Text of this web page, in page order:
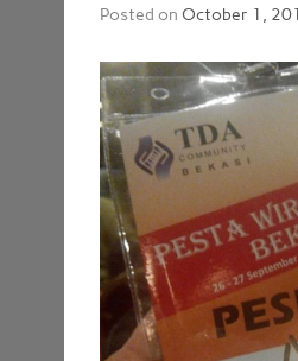
Posted on October 1,